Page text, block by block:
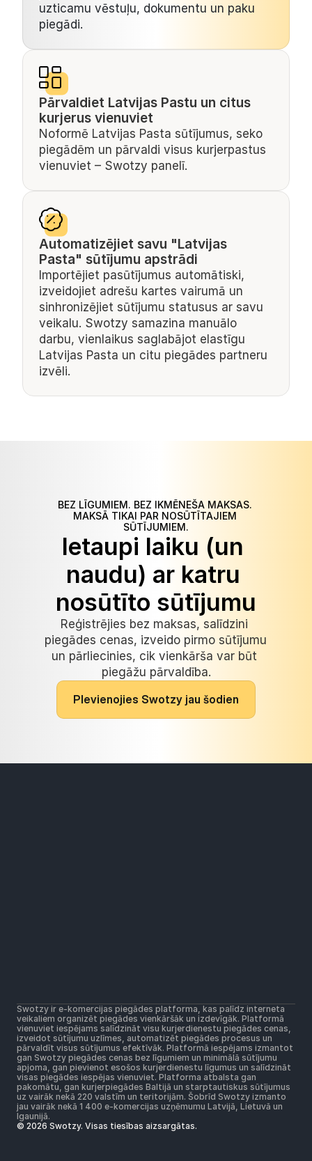
uzticamu vēstuļu, dokumentu un paku
piegādi.
Pārvaldiet Latvijas Pastu un citus
kurjerus vienuviet
Noformē Latvijas Pasta sūtījumus, seko
piegādēm un pārvaldi visus kurjerpastus
vienuviet – Swotzy panelī.
Automatizējiet savu "Latvijas
Pasta" sūtījumu apstrādi
Importējiet pasūtījumus automātiski,
izveidojiet adrešu kartes vairumā un
sinhronizējiet sūtījumu statusus ar savu
veikalu. Swotzy samazina manuālo
darbu, vienlaikus saglabājot elastīgu
Latvijas Pasta un citu piegādes partneru
izvēli.
BEZ LĪGUMIEM. BEZ IKMĒNEŠA MAKSAS.
MAKSĀ TIKAI PAR NOSŪTĪTAJIEM
SŪTĪJUMIEM.
Ietaupi laiku (un
naudu) ar katru
nosūtīto sūtījumu
Reģistrējies bez maksas, salīdzini
piegādes cenas, izveido pirmo sūtījumu
un pārliecinies, cik vienkārša var būt
piegāžu pārvaldība.
PIevienojies Swotzy jau šodien
Privātuma plotika
Sīkdatņu politika
Swotzy ir e-komercijas piegādes platforma, kas palīdz interneta
veikaliem organizēt piegādes vienkāršāk un izdevīgāk. Platformā
vienuviet iespējams salīdzināt visu kurjerdienestu piegādes cenas,
izveidot sūtījumu uzlīmes, automatizēt piegādes procesus un
pārvaldīt visus sūtījumus efektīvāk. Platformā iespējams izmantot
gan Swotzy piegādes cenas bez līgumiem un minimālā sūtījumu
apjoma, gan pievienot esošos kurjerdienestu līgumus un salīdzināt
visas piegādes iespējas vienuviet. Platforma atbalsta gan
pakomātu, gan kurjerpiegādes Baltijā un starptautiskus sūtījumus
uz vairāk nekā 220 valstīm un teritorijām. Šobrīd Swotzy izmanto
jau vairāk nekā 1 400 e-komercijas uzņēmumu Latvijā, Lietuvā un
Igaunijā.
© 2026 Swotzy. Visas tiesības aizsargātas.